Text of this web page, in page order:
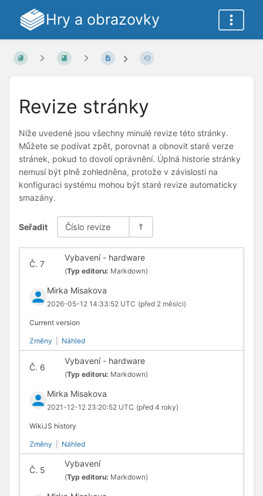
Hry a obrazovky
Revize stránky
Níže uvedené jsou všechny minulé revize této stránky.
Můžete se podívat zpět, porovnat a obnovit staré verze
stránek, pokud to dovolí oprávnění. Úplná historie stránky
nemusí být plně zohledněna, protože v závislosti na
konfiguraci systému mohou být staré revize automaticky
smazány.
Seřadit Číslo revize
Č. 7
Vybavení - hardware
(Typ editoru: Markdown)
Mirka Misakova
2026-05-12 14:33:52 UTC (před 2 měsíci)
Current version
Změny Náhled
Č. 6
Vybavení - hardware
(Typ editoru: Markdown)
Mirka Misakova
2021-12-12 23:20:52 UTC (před 4 roky)
WikiJS history
Změny Náhled
Č. 5
Vybavení
(Typ editoru: Markdown)